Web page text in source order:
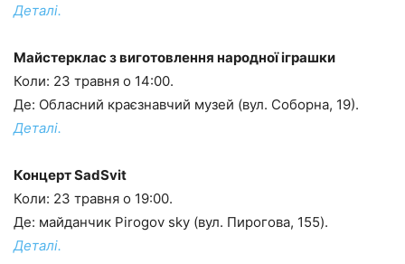
Деталі.
Майстерклас з виготовлення народної іграшки
Коли: 23 травня о 14:00.
Де: Обласний краєзнавчий музей (вул. Соборна, 19).
Деталі.
Концерт SadSvit
Коли: 23 травня о 19:00.
Де: майданчик Pirogov sky (вул. Пирогова, 155).
Деталі.